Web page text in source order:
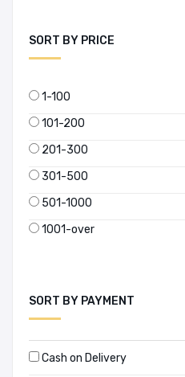
SORT BY PRICE
1-100
101-200
201-300
301-500
501-1000
1001-over
SORT BY PAYMENT
Cash on Delivery